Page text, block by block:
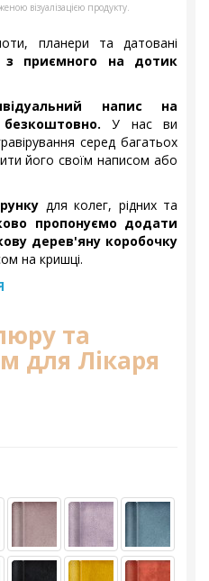
візуалізацією продукту.
планери та датовані
з приємного на дотик
напис на
безкоштовно.У нас ви
серед багатьох
його своїм написом або
для колег, рідних та
пропонуємо додати
дерев'яну коробочку
на кришці.
та
для Лікаря